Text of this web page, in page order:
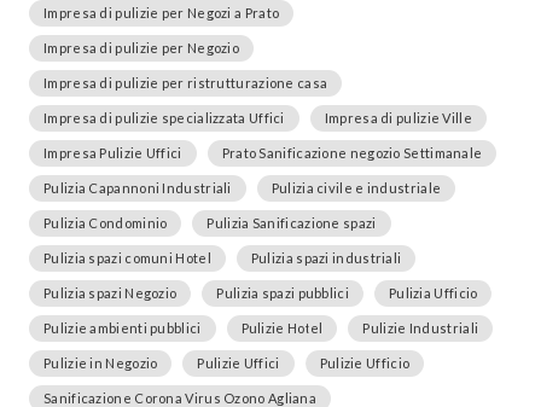
Impresa di pulizie per Negozi a Prato
Impresa di pulizie per Negozio
Impresa di pulizie per ristrutturazione casa
Impresa di pulizie specializzata Uffici Impresa di pulizie Ville
Impresa Pulizie Uffici Prato Sanificazione negozio Settimanale
Pulizia Capannoni Industriali Pulizia civile e industriale
Pulizia Condominio Pulizia Sanificazione spazi
Pulizia spazi comuni Hotel Pulizia spazi industriali
Pulizia spazi Negozio Pulizia spazi pubblici Pulizia Ufficio
Pulizie ambienti pubblici Pulizie Hotel Pulizie Industriali
Pulizie in Negozio Pulizie Uffici Pulizie Ufficio
Sanificazione Corona Virus Ozono Agliana